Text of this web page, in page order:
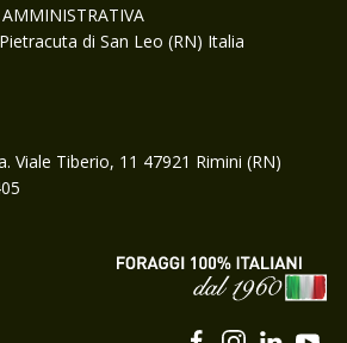
di San Leo (RN) Italia
Viale Tiberio, 11 47921 Rimini (RN)